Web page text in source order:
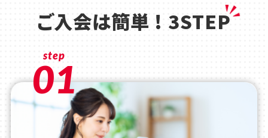
ご入会は簡単 ! 3STEP
step
01